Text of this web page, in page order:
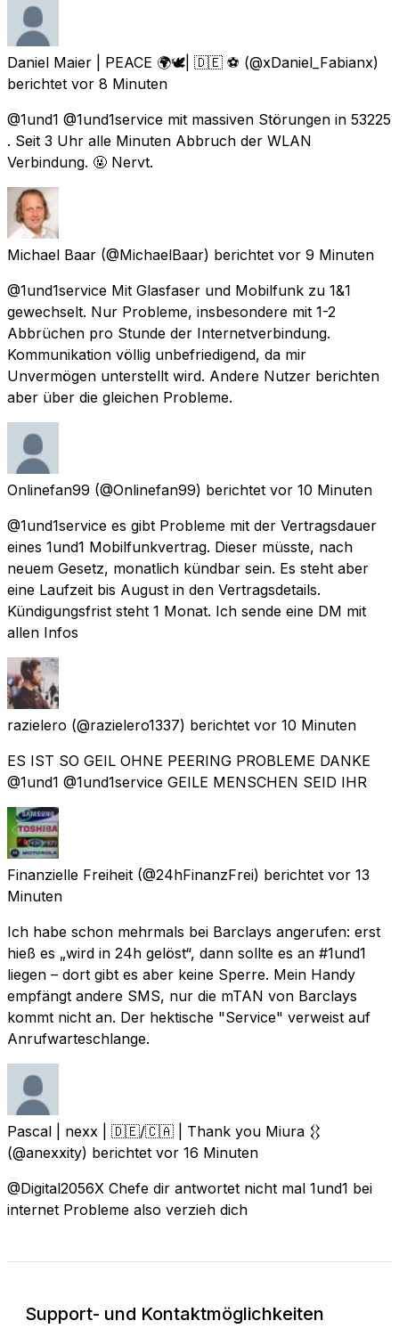
Daniel Maier | PEACE 🌍🕊| 🇩🇪 ⚽️ (@xDaniel_Fabianx)
berichtet vor 8 Minuten
@1und1 @1und1service mit massiven Störungen in 53225
. Seit 3 Uhr alle Minuten Abbruch der WLAN
Verbindung. 🤬 Nervt.
Michael Baar (@MichaelBaar) berichtet vor 9 Minuten
@1und1service Mit Glasfaser und Mobilfunk zu 1&1
gewechselt. Nur Probleme, insbesondere mit 1-2
Abbrüchen pro Stunde der Internetverbindung.
Kommunikation völlig unbefriedigend, da mir
Unvermögen unterstellt wird. Andere Nutzer berichten
aber über die gleichen Probleme.
Onlinefan99 (@Onlinefan99) berichtet vor 10 Minuten
@1und1service es gibt Probleme mit der Vertragsdauer
eines 1und1 Mobilfunkvertrag. Dieser müsste, nach
neuem Gesetz, monatlich kündbar sein. Es steht aber
eine Laufzeit bis August in den Vertragsdetails.
Kündigungsfrist steht 1 Monat. Ich sende eine DM mit
allen Infos
razielero (@razielero1337) berichtet vor 10 Minuten
ES IST SO GEIL OHNE PEERING PROBLEME DANKE
@1und1 @1und1service GEILE MENSCHEN SEID IHR
Finanzielle Freiheit (@24hFinanzFrei) berichtet vor 13
Minuten
Ich habe schon mehrmals bei Barclays angerufen: erst
hieß es „wird in 24h gelöst“, dann sollte es an #1und1
liegen – dort gibt es aber keine Sperre. Mein Handy
empfängt andere SMS, nur die mTAN von Barclays
kommt nicht an. Der hektische "Service" verweist auf
Anrufwarteschlange.
Pascal | nexx | 🇩🇪/🇨🇦 | Thank you Miura 𒌐
(@anexxity) berichtet vor 16 Minuten
@Digital2056X Chefe dir antwortet nicht mal 1und1 bei
internet Probleme also verzieh dich
Support- und Kontaktmöglichkeiten